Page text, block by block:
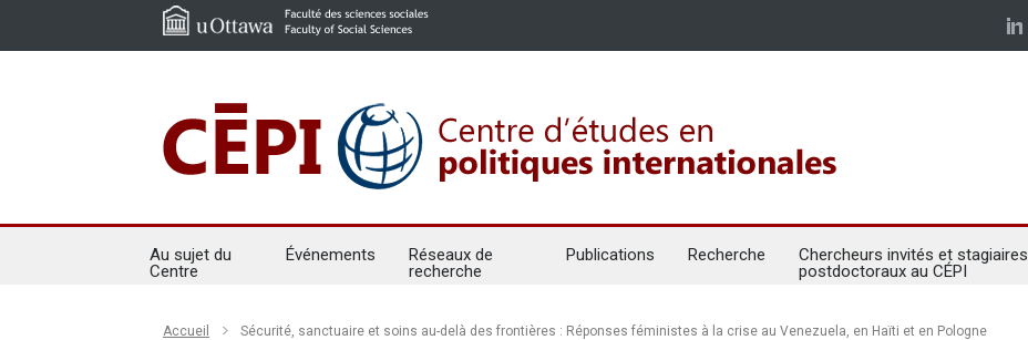
Au sujet du
Centre
Événements
Réseaux de
recherche
Publications Recherche
Chercheurs invités et stagiaires
postdoctoraux au CÉPI
Accueil Sécurité, sanctuaire et soins au-delà des frontières : Réponses féministes à la crise au Venezuela, en Haïti et en Pologne